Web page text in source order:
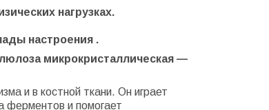
нагрузках.
настроения .
микрокристаллическая —
и в костной ткани. Он играет
ферментов и помогает